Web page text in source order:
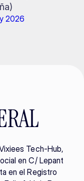
2026
Tech-Hub,
en C/ Lepant
en el Registro